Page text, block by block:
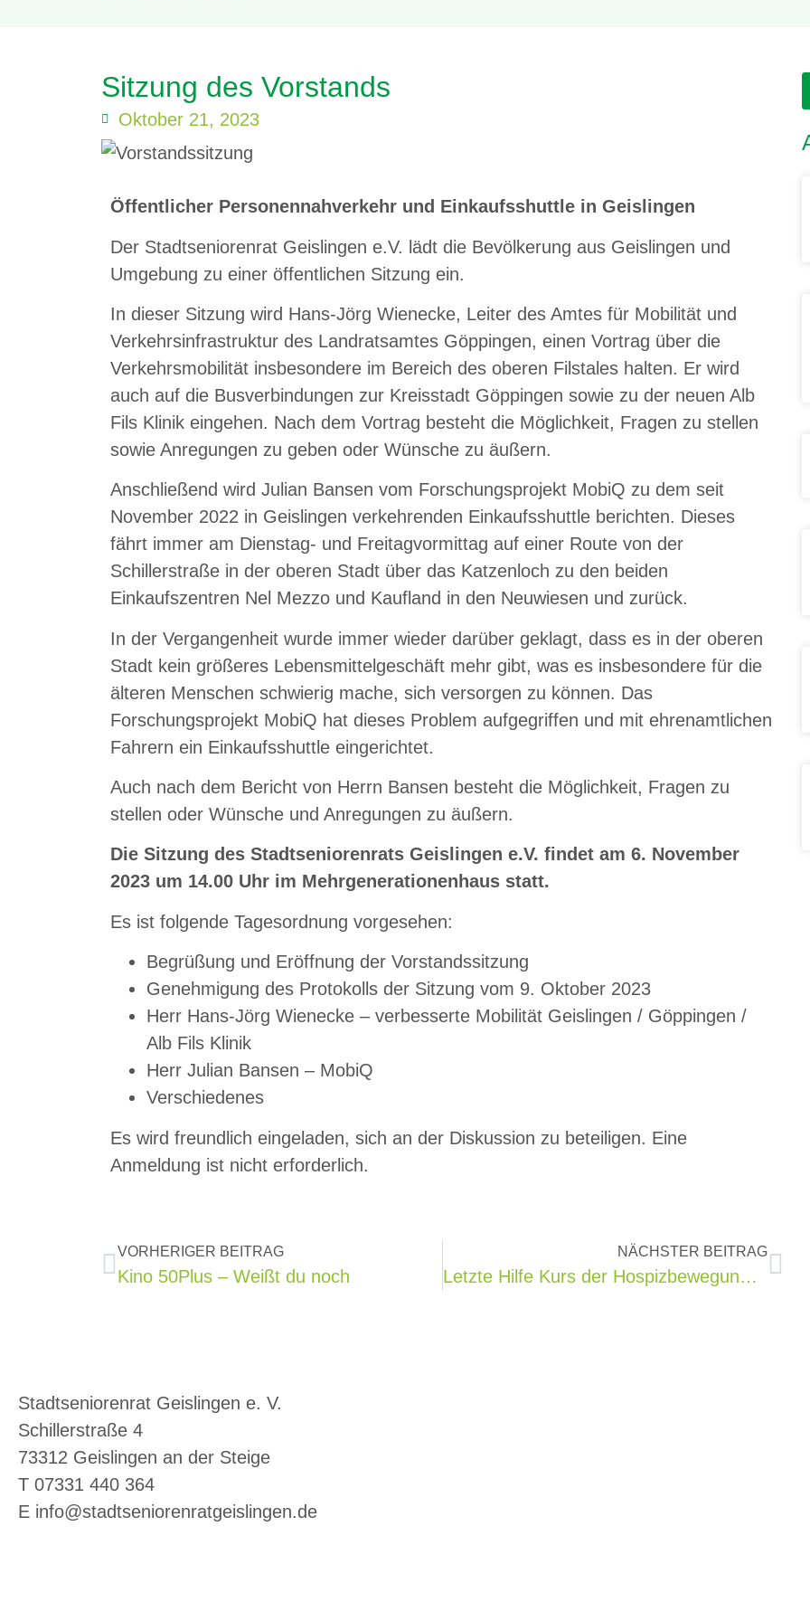
Sitzung des Vorstands
Oktober 21, 2023
Öffentlicher Personennahverkehr und Einkaufsshuttle in Geislingen
Der Stadtseniorenrat Geislingen e.V. lädt die Bevölkerung aus Geislingen und
Umgebung zu einer öffentlichen Sitzung ein.
In dieser Sitzung wird Hans-Jörg Wienecke, Leiter des Amtes für Mobilität und
Verkehrsinfrastruktur des Landratsamtes Göppingen, einen Vortrag über die
Verkehrsmobilität insbesondere im Bereich des oberen Filstales halten. Er wird
auch auf die Busverbindungen zur Kreisstadt Göppingen sowie zu der neuen Alb
Fils Klinik eingehen. Nach dem Vortrag besteht die Möglichkeit, Fragen zu stellen
sowie Anregungen zu geben oder Wünsche zu äußern.
Anschließend wird Julian Bansen vom Forschungsprojekt MobiQ zu dem seit
November 2022 in Geislingen verkehrenden Einkaufsshuttle berichten. Dieses
fährt immer am Dienstag- und Freitagvormittag auf einer Route von der
Schillerstraße in der oberen Stadt über das Katzenloch zu den beiden
Einkaufszentren Nel Mezzo und Kaufland in den Neuwiesen und zurück.
In der Vergangenheit wurde immer wieder darüber geklagt, dass es in der oberen
Stadt kein größeres Lebensmittelgeschäft mehr gibt, was es insbesondere für die
älteren Menschen schwierig mache, sich versorgen zu können. Das
Forschungsprojekt MobiQ hat dieses Problem aufgegriffen und mit ehrenamtlichen
Fahrern ein Einkaufsshuttle eingerichtet.
Auch nach dem Bericht von Herrn Bansen besteht die Möglichkeit, Fragen zu
stellen oder Wünsche und Anregungen zu äußern.
Die Sitzung des Stadtseniorenrats Geislingen e.V. findet am 6. November
2023 um 14.00 Uhr im Mehrgenerationenhaus statt.
Es ist folgende Tagesordnung vorgesehen:
Begrüßung und Eröffnung der Vorstandssitzung
Genehmigung des Protokolls der Sitzung vom 9. Oktober 2023
Herr Hans-Jörg Wienecke – verbesserte Mobilität Geislingen / Göppingen /
Alb Fils Klinik
Herr Julian Bansen – MobiQ
Verschiedenes
Es wird freundlich eingeladen, sich an der Diskussion zu beteiligen. Eine
Anmeldung ist nicht erforderlich.
VORHERIGER BEITRAG
Kino 50Plus – Weißt du noch
NÄCHSTER BEITRAG
Letzte Hilfe Kurs der Hospizbewegung Kreis Göppingen
Stadtseniorenrat Geislingen e. V.
Schillerstraße 4
73312 Geislingen an der Steige
T 07331 440 364
E info@stadtseniorenratgeislingen.de